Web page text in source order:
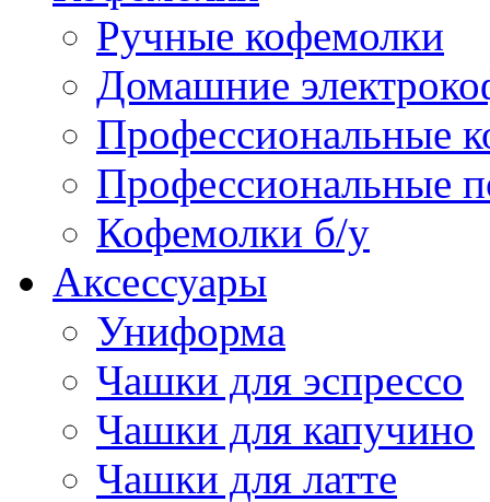
Ручные кофемолки
Домашние
Профессиональные
Профессиональные
Кофемолки б/у
Аксессуары
Униформа
Чашки для эспрессо
Чашки для капучино
Чашки для латте